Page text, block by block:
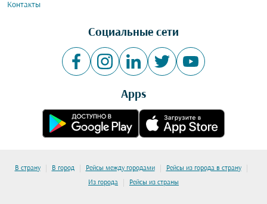
Контакты
Социальные сети
Apps
В страну | В город | Рейсы между городами | Рейсы из города в страну |
Из города | Рейсы из страны